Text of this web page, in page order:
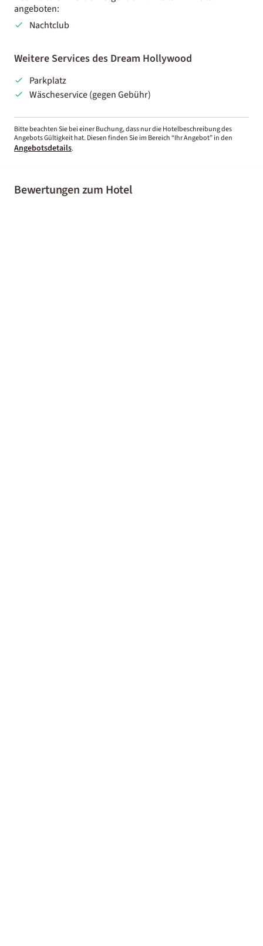
angeboten:
Nachtclub
Weitere Services des Dream Hollywood
Parkplatz
Wäscheservice (gegen Gebühr)
Bitte beachten Sie bei einer Buchung, dass nur die Hotelbeschreibung des
Angebots Gültigkeit hat. Diesen finden Sie im Bereich “Ihr Angebot” in den
Angebotsdetails.
Bewertungen zum Hotel